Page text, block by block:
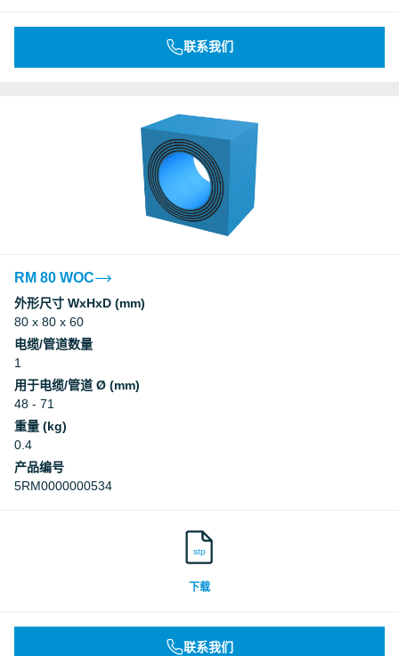
联系我们
RM 80 WOC
外形尺寸 WxHxD (mm)
80 x 80 x 60
电缆/管道数量
1
用于电缆/管道 Ø (mm)
48 - 71
重量 (kg)
0.4
产品编号
5RM0000000534
stp
下载
联系我们